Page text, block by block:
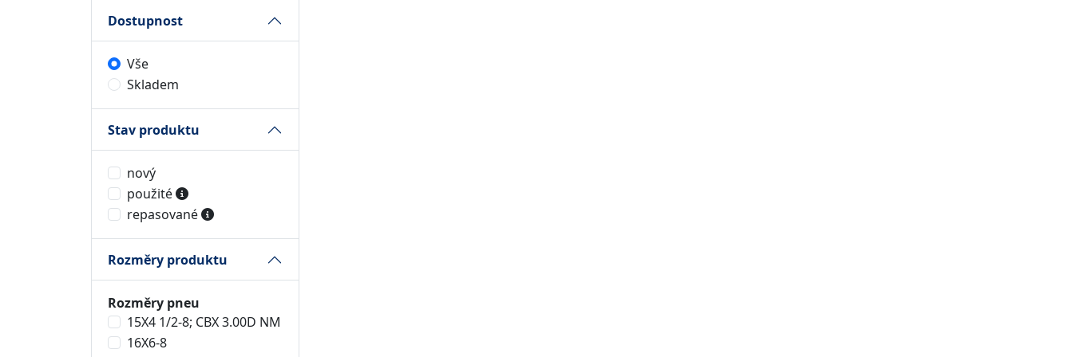
Dostupnost
Vše
Skladem
Stav produktu
nový
použité
repasované
Rozměry produktu
Rozměry pneu
15X4 1/2-8; CBX 3.00D NM
16X6-8